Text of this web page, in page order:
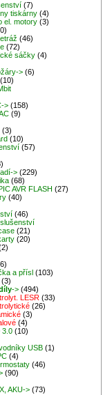
(7)
tiskárny (4)
el. motory (3)
(46)
(72)
sáčky (4)
> (6)
(10)
> (158)
(9)
(3)
(10)
(57)
> (229)
(68)
AVR FLASH (27)
(40)
(46)
(21)
(20)
a přísl (103)
(3)
-> (494)
LESR (33)
(26)
(3)
(4)
3.0 (10)
USB (1)
(4)
(46)
(90)
AKU-> (73)